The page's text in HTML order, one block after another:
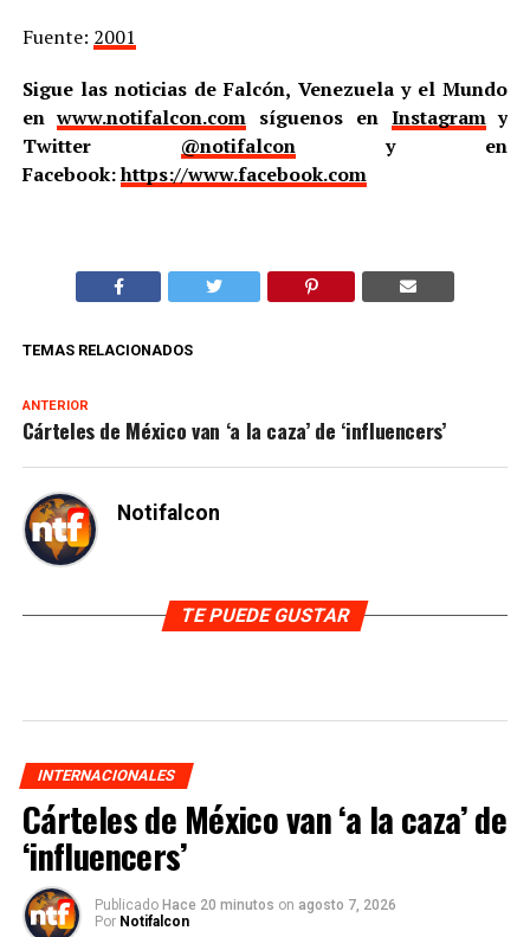
Fuente: 2001
Sigue las noticias de Falcón, Venezuela y el Mundo
enwww.notifalcon.com síguenos en Instagramy
Twitter @notifalcony en
Facebook:https://www.facebook.com
TEMAS RELACIONADOS
ANTERIOR
Cárteles de México van ‘a la caza’ de ‘influencers’
Notifalcon
TE PUEDE GUSTAR
INTERNACIONALES
Cárteles de México van ‘a la caza’ de
‘influencers’
Publicado Hace 20 minutos on agosto 7, 2026
Por Notifalcon